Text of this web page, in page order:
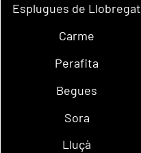
Esplugues de Llobregat
Carme
Perafita
Begues
Sora
Lluçà